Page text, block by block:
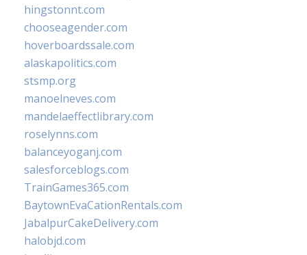
hingstonnt.com
chooseagender.com
hoverboardssale.com
alaskapolitics.com
stsmp.org
manoelneves.com
mandelaeffectlibrary.com
roselynns.com
balanceyoganj.com
salesforceblogs.com
TrainGames365.com
BaytownEvaCationRentals.com
JabalpurCakeDelivery.com
halobjd.com